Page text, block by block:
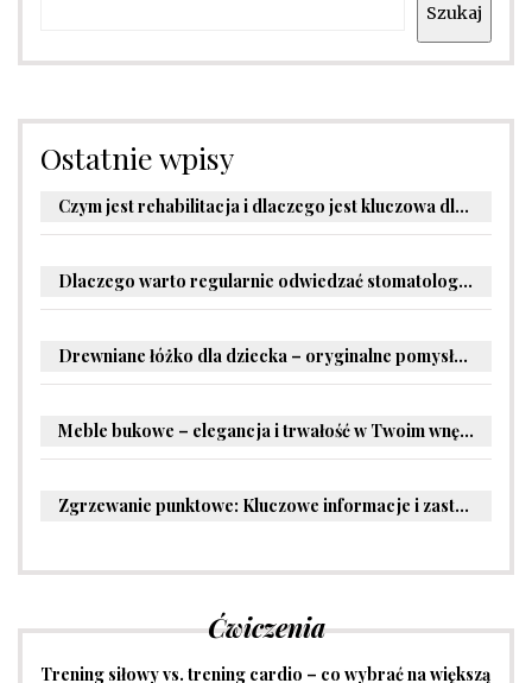
Szukaj
Ostatnie wpisy
Czym jest rehabilitacja i dlaczego jest kluczowa dla powrotu do zdrowia?
Dlaczego warto regularnie odwiedzać stomatologa?
Drewniane łóżko dla dziecka – oryginalne pomysły na aranżację pokoju malucha
Meble bukowe – elegancja i trwałość w Twoim wnętrzu
Zgrzewanie punktowe: Kluczowe informacje i zastosowania w przemyśle
Ćwiczenia
Trening siłowy vs. trening cardio – co wybrać na większą